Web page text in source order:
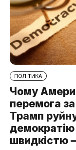
ПОЛІТИКА
Чому
перемога
Трамп
швидкістю